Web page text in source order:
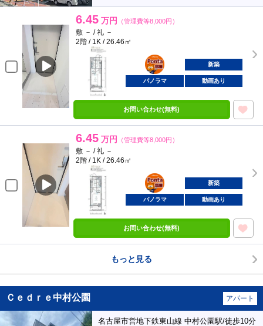
6.45 万円 （管理費等8,000円）
敷 － / 礼 －
2階 / 1K / 26.46㎡
ポンタ
部屋
新築
パノラマ 動画あり
お問い合わせ(無料)
6.45 万円 （管理費等8,000円）
敷 － / 礼 －
2階 / 1K / 26.46㎡
ポンタ
部屋
新築
パノラマ 動画あり
お問い合わせ(無料)
もっと見る
Ｃｅｄｒｅ中村公園 アパート
名古屋市営地下鉄東山線 中村公園駅/徒歩10分